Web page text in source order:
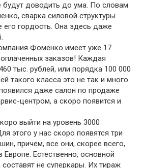
доводить до ума. По словам
сварка силовой структуры
гордость. Она здесь даже
Фоменко имеет уже 17
заказов! Каждая
тыс. рублей, или порядка 100 000
такого класса это не так и много.
даже салон по продаже
центром, а скоро появится и
выйти на уровень 3000
этого у нас скоро появятся три
причем, все они, скорее всего,
Естественно, основной
не суперкары. Их тираж